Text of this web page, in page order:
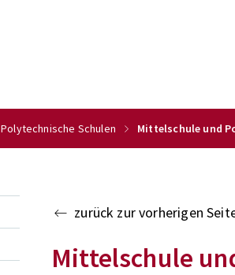
Polytechnische Schulen Mittelschule und
zurück zur vorherigen
Mittelschule